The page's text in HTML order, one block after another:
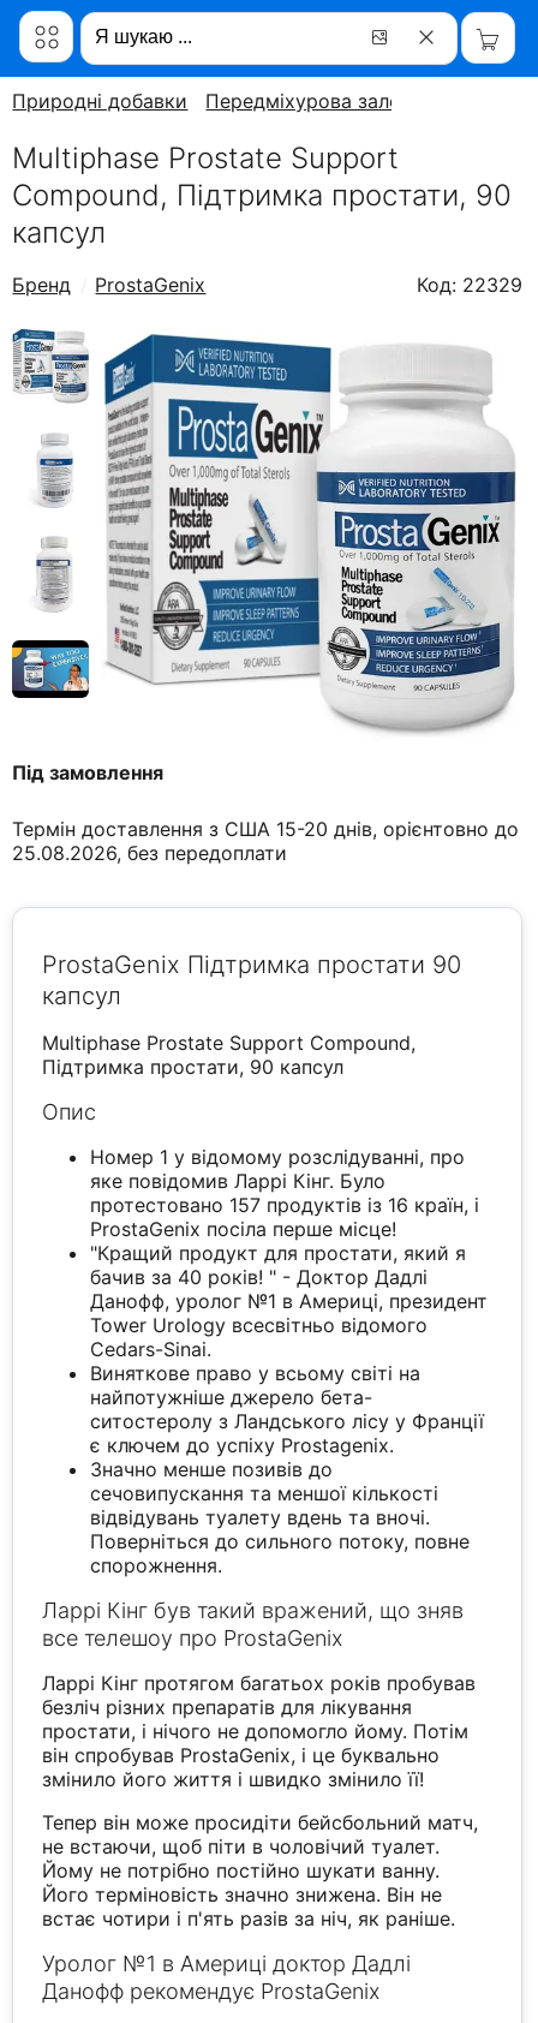
Природні добавки Передміхурова залоза
Multiphase Prostate Support
Compound, Підтримка простати, 90
капсул
Бренд ProstaGenix Код: 22329
Під замовлення
Термін доставлення з США 15-20 днів, орієнтовно до
25.08.2026, без передоплати
ProstaGenix Підтримка простати 90
капсул
Multiphase Prostate Support Compound,
Підтримка простати, 90 капсул
Опис
Номер 1 у відомому розслідуванні, про
яке повідомив Ларрі Кінг. Було
протестовано 157 продуктів із 16 країн, і
ProstaGenix посіла перше місце!
"Кращий продукт для простати, який я
бачив за 40 років! " - Доктор Дадлі
Данофф, уролог №1 в Америці, президент
Tower Urology всесвітньо відомого
Cedars-Sinai.
Виняткове право у всьому світі на
найпотужніше джерело бета-
ситостеролу з Ландського лісу у Франції
є ключем до успіху Prostagenix.
Значно менше позивів до
сечовипускання та меншої кількості
відвідувань туалету вдень та вночі.
Поверніться до сильного потоку, повне
спорожнення.
Ларрі Кінг був такий вражений, що зняв
все телешоу про ProstaGenix
Ларрі Кінг протягом багатьох років пробував
безліч різних препаратів для лікування
простати, і нічого не допомогло йому. Потім
він спробував ProstaGenix, і це буквально
змінило його життя і швидко змінило її!
Тепер він може просидіти бейсбольний матч,
не встаючи, щоб піти в чоловічий туалет.
Йому не потрібно постійно шукати ванну.
Його терміновість значно знижена. Він не
встає чотири і п'ять разів за ніч, як раніше.
Уролог №1 в Америці доктор Дадлі
Данофф рекомендує ProstaGenix